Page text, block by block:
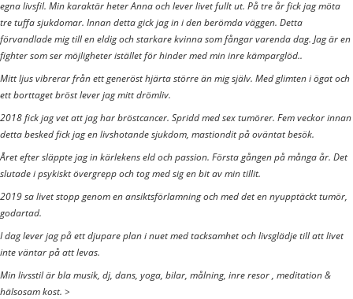
egna livsfil. Min karaktär heter Anna och lever livet fullt ut. På tre år fick jag möta
tre tuffa sjukdomar. Innan detta gick jag in i den berömda väggen. Detta
förvandlade mig till en eldig och starkare kvinna som fångar varenda dag. Jag är en
fighter som ser möjligheter istället för hinder med min inre kämparglöd..
Mitt ljus vibrerar från ett generöst hjärta större än mig själv. Med glimten i ögat och
ett borttaget bröst lever jag mitt drömliv.
2018 fick jag vet att jag har bröstcancer. Spridd med sex tumörer. Fem veckor innan
detta besked fick jag en livshotande sjukdom, mastiondit på oväntat besök.
Året efter släppte jag in kärlekens eld och passion. Första gången på många år. Det
slutade i psykiskt övergrepp och tog med sig en bit av min tillit.
2019 sa livet stopp genom en ansiktsförlamning och med det en nyupptäckt tumör,
godartad.
I dag lever jag på ett djupare plan i nuet med tacksamhet och livsglädje till att livet
inte väntar på att levas.
Min livsstil är bla musik, dj, dans, yoga, bilar, målning, inre resor , meditation &
hälsosam kost. >